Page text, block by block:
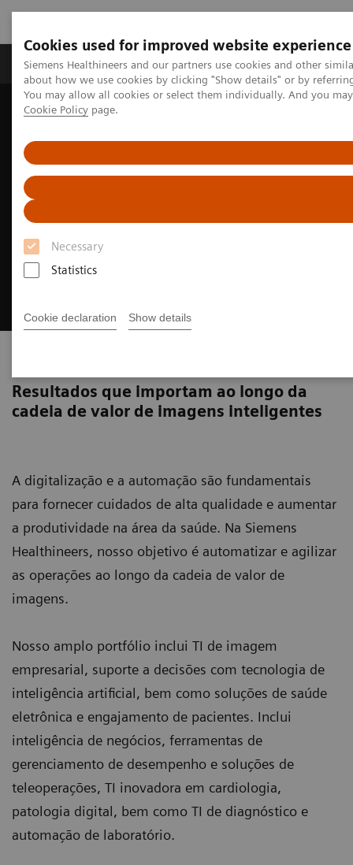
Cookies used for improved website experience
Siemens Healthineers and our partners use cookies and other
about how we use cookies by clicking "Show details" or by
You may allow all cookies or select them individually. And you
Cookie Policy page.
Necessary
Statistics
Cookie declaration Show details
Produtos e serviços Especialidades Clínicas e
Siemens Healthineers Brasil
Resultados que importam ao longo da
cadeia de valor de imagens inteligentes
A digitalização e a automação são fundamentais
para fornecer cuidados de alta qualidade e aumentar
a produtividade na área da saúde. Na Siemens
Healthineers, nosso objetivo é automatizar e agilizar
as operações ao longo da cadeia de valor de
imagens.
Nosso amplo portfólio inclui TI de imagem
empresarial, suporte a decisões com tecnologia de
inteligência artificial, bem como soluções de saúde
eletrônica e engajamento de pacientes. Inclui
inteligência de negócios, ferramentas de
gerenciamento de desempenho e soluções de
teleoperações, TI inovadora em cardiologia,
patologia digital, bem como TI de diagnóstico e
automação de laboratório.